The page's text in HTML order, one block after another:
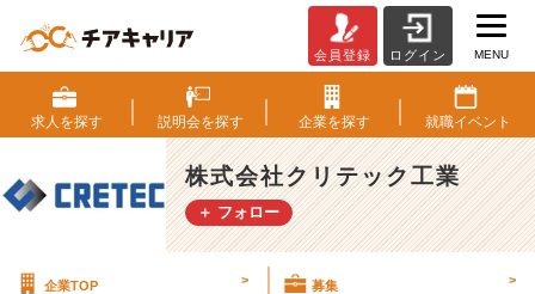
定
型
イ
ン
フ
ラ
会員登録 ログイン MENU
求人を探す 説明会を探す 企業を探す 就職イベント
株式会社クリテック工業
＋ フォロー
企業TOP > 募集 >